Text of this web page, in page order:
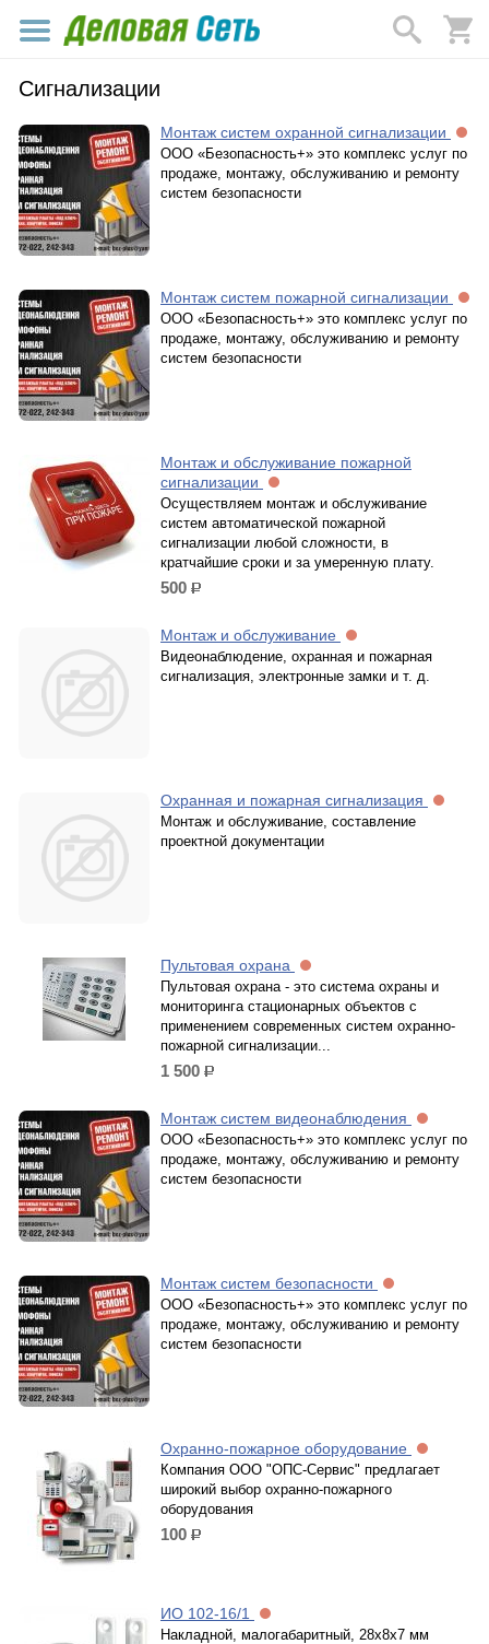
Сигнализации
Монтаж систем охранной сигнализации
ООО «Безопасность+» это комплекс услуг по
продаже, монтажу, обслуживанию и ремонту
систем безопасности
Монтаж систем пожарной сигнализации
ООО «Безопасность+» это комплекс услуг по
продаже, монтажу, обслуживанию и ремонту
систем безопасности
Монтаж и обслуживание пожарной
сигнализации
Осуществляем монтаж и обслуживание
систем автоматической пожарной
сигнализации любой сложности, в
кратчайшие сроки и за умеренную плату.
500 р.
Монтаж и обслуживание
Видеонаблюдение, охранная и пожарная
сигнализация, электронные замки и т. д.
Охранная и пожарная сигнализация
Монтаж и обслуживание, составление
проектной документации
Пультовая охрана
Пультовая охрана - это система охраны и
мониторинга стационарных объектов с
применением современных систем охранно-
пожарной сигнализации...
1 500 р.
Монтаж систем видеонаблюдения
ООО «Безопасность+» это комплекс услуг по
продаже, монтажу, обслуживанию и ремонту
систем безопасности
Монтаж систем безопасности
ООО «Безопасность+» это комплекс услуг по
продаже, монтажу, обслуживанию и ремонту
систем безопасности
Охранно-пожарное оборудование
Компания ООО "ОПС-Сервис" предлагает
широкий выбор охранно-пожарного
оборудования
100 р.
ИО 102-16/1
Накладной, малогабаритный, 28х8х7 мм